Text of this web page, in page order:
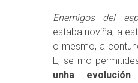
Enemigos del
estaba noviña, a
o mesmo, a
E, se mo
unha